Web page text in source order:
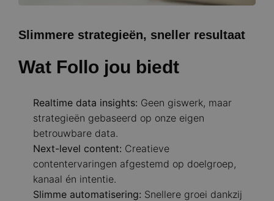
Slimmere strategieën, sneller resultaat
Wat Follo jou biedt
Realtime data insights: Geen giswerk, maar
strategieën gebaseerd op onze eigen
betrouwbare data.
Next-level content: Creatieve
contentervaringen afgestemd op doelgroep,
kanaal én intentie.
Slimme automatisering: Snellere groei dankzij